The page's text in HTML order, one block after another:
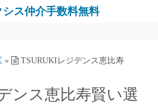
ス仲介手数料無料
» TSURUKIレジデンス恵比寿
ンス恵比寿賢い選